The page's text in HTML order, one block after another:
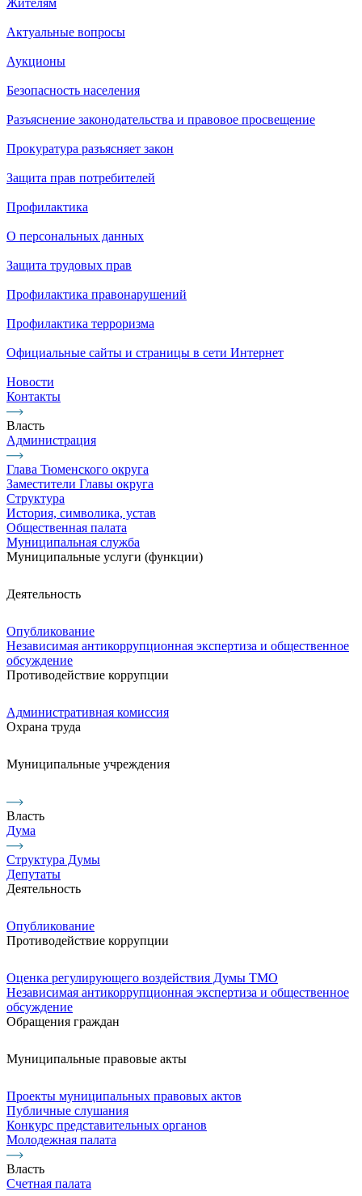
Жителям
Актуальные вопросы
Аукционы
Безопасность населения
Разъяснение законодательства и правовое просвещение
Прокуратура разъясняет закон
Защита прав потребителей
Профилактика
О персональных данных
Защита трудовых прав
Профилактика правонарушений
Профилактика терроризма
Официальные сайты и страницы в сети Интернет
Новости
Контакты
Власть
Администрация
Глава Тюменского округа
Заместители Главы округа
Структура
История, символика, устав
Общественная палата
Муниципальная служба
Муниципальные услуги (функции)
Деятельность
Опубликование
Независимая антикоррупционная экспертиза и общественное
обсуждение
Противодействие коррупции
Административная комиссия
Охрана труда
Муниципальные учреждения
Власть
Дума
Структура Думы
Депутаты
Деятельность
Опубликование
Противодействие коррупции
Оценка регулирующего воздействия Думы ТМО
Независимая антикоррупционная экспертиза и общественное
обсуждение
Обращения граждан
Муниципальные правовые акты
Проекты муниципальных правовых актов
Публичные слушания
Конкурс представительных органов
Молодежная палата
Власть
Счетная палата